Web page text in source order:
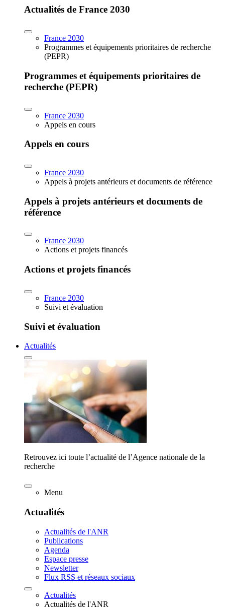
Actualités de France 2030
France 2030
Programmes et équipements prioritaires de recherche
(PEPR)
Programmes et équipements prioritaires de
recherche (PEPR)
France 2030
Appels en cours
Appels en cours
France 2030
Appels à projets antérieurs et documents de référence
Appels à projets antérieurs et documents de
référence
France 2030
Actions et projets financés
Actions et projets financés
France 2030
Suivi et évaluation
Suivi et évaluation
Actualités
Retrouvez ici toute l’actualité de l’Agence nationale de la
recherche
Menu
Actualités
Actualités de l'ANR
Publications
Agenda
Espace presse
Newsletter
Flux RSS et réseaux sociaux
Actualités
Actualités de l'ANR